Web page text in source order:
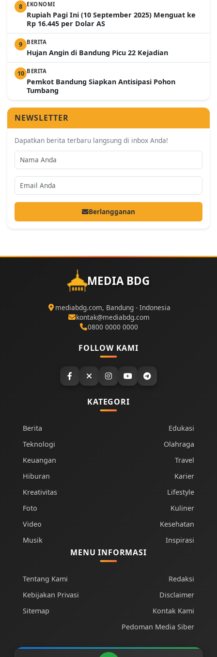
8 EKONOMI
Rupiah Pagi Ini (10 September 2025) Menguat ke
Rp 16.445 per Dolar AS
9 BERITA
Hujan Angin di Bandung Picu 22 Kejadian
10 BERITA
Pemkot Bandung Siapkan Antisipasi Pohon
Tumbang
NEWSLETTER
Dapatkan berita terbaru langsung di inbox Anda!
Berlangganan
MEDIA BDG
mediabdg.com, Bandung - Indonesia
kontak@mediabdg.com
0800 0000 0000
FOLLOW KAMI
KATEGORI
Berita
Teknologi
Keuangan
Hiburan
Kreativitas
Foto
Video
Musik
Edukasi
Olahraga
Travel
Karier
Lifestyle
Kuliner
Kesehatan
Inspirasi
MENU INFORMASI
Tentang Kami
Kebijakan Privasi
Sitemap
Redaksi
Disclaimer
Kontak Kami
Pedoman Media Siber